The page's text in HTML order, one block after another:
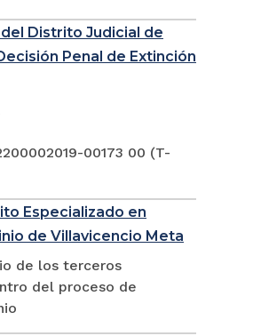
Distrito Judicial de
Penal de Extinción
00173 00 (T-
Especializado en
de Villavicencio Meta
de los terceros
del proceso de